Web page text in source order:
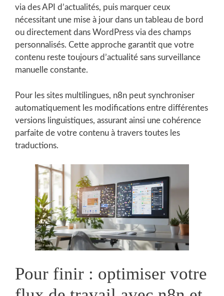
via des API d’actualités, puis marquer ceux
nécessitant une mise à jour dans un tableau de bord
ou directement dans WordPress via des champs
personnalisés. Cette approche garantit que votre
contenu reste toujours d’actualité sans surveillance
manuelle constante.
Pour les sites multilingues, n8n peut synchroniser
automatiquement les modifications entre différentes
versions linguistiques, assurant ainsi une cohérence
parfaite de votre contenu à travers toutes les
traductions.
Pour finir : optimiser votre